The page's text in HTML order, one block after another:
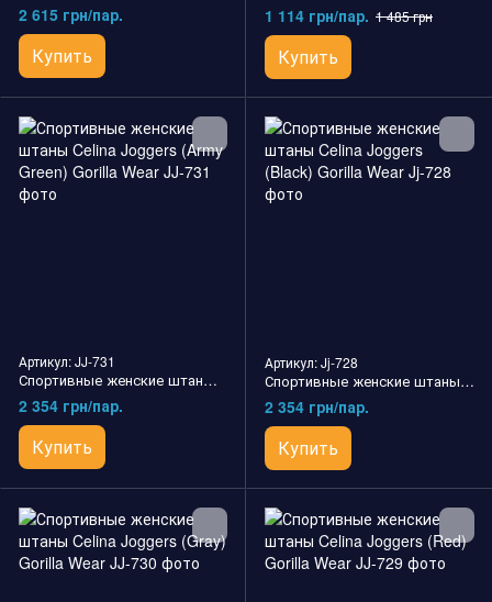
2 615 грн/пар.
Купить
1 114 грн/пар. 1 485 грн
Купить
Артикул: JJ-731
Спортивные женские штаны Celina Joggers (Army Green) Gorilla Wear
2 354 грн/пар.
Купить
Артикул: Jj-728
Спортивные женские штаны Celina Joggers (Black) Gorilla Wear
2 354 грн/пар.
Купить